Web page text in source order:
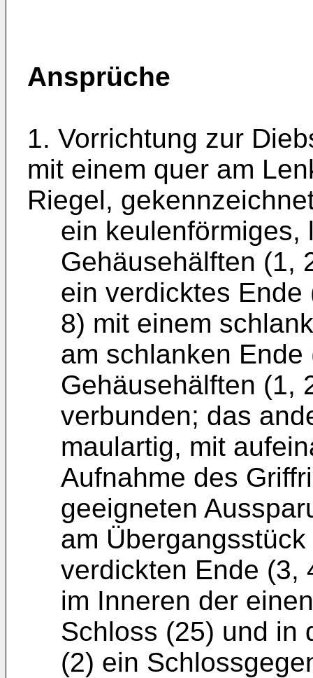
Ansprüche
1. Vorrichtung zur
mit einem quer am
Riegel,
ein keulenförmiges,
Gehäusehälften (1,
ein verdicktes
8) mit einem
am schlanken
Gehäusehälften (1,
verbunden; das
maulartig, mit
Aufnahme des
geeigneten
am
verdickten Ende (3,
im Inneren der
Schloss (25) und in
(2) ein